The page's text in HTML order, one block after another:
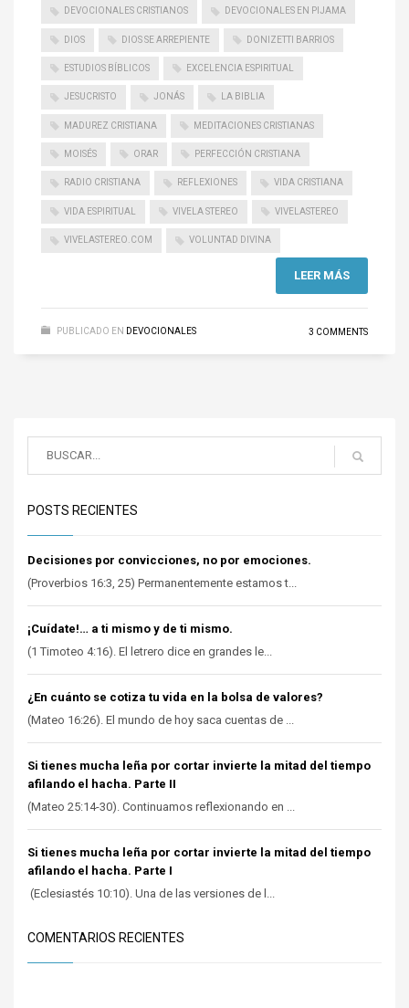
DEVOCIONALES CRISTIANOS DEVOCIONALES EN PIJAMA
DIOS DIOS SE ARREPIENTE DONIZETTI BARRIOS
ESTUDIOS BÍBLICOS EXCELENCIA ESPIRITUAL
JESUCRISTO JONÁS LA BIBLIA
MADUREZ CRISTIANA MEDITACIONES CRISTIANAS
MOISÉS ORAR PERFECCIÓN CRISTIANA
RADIO CRISTIANA REFLEXIONES VIDA CRISTIANA
VIDA ESPIRITUAL VIVELA STEREO VIVELASTEREO
VIVELASTEREO.COM VOLUNTAD DIVINA
LEER MÁS
PUBLICADO EN DEVOCIONALES 3 COMMENTS
POSTS RECIENTES
Decisiones por convicciones, no por emociones.
(Proverbios 16:3, 25) Permanentemente estamos t...
¡Cuídate!… a ti mismo y de ti mismo.
(1 Timoteo 4:16). El letrero dice en grandes le...
¿En cuánto se cotiza tu vida en la bolsa de valores?
(Mateo 16:26). El mundo de hoy saca cuentas de ...
Si tienes mucha leña por cortar invierte la mitad del tiempo
afilando el hacha. Parte II
(Mateo 25:14-30). Continuamos reflexionando en ...
Si tienes mucha leña por cortar invierte la mitad del tiempo
afilando el hacha. Parte I
(Eclesiastés 10:10). Una de las versiones de l...
COMENTARIOS RECIENTES